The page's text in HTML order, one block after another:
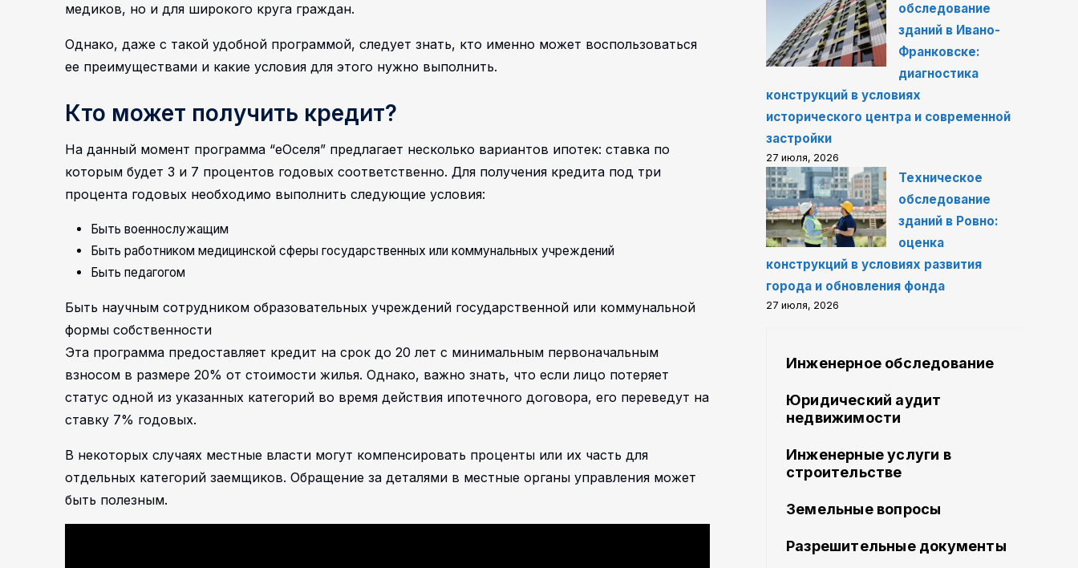
медиков, но и для широкого круга граждан.
Однако, даже с такой удобной программой, следует знать, кто именно может воспользоваться
ее преимуществами и какие условия для этого нужно выполнить.
Кто может получить кредит?
На данный момент программа “еОселя” предлагает несколько вариантов ипотек: ставка по
которым будет 3 и 7 процентов годовых соответственно. Для получения кредита под три
процента годовых необходимо выполнить следующие условия:
Быть военнослужащим
Быть работником медицинской сферы государственных или коммунальных учреждений
Быть педагогом
Быть научным сотрудником образовательных учреждений государственной или коммунальной
формы собственности
Эта программа предоставляет кредит на срок до 20 лет с минимальным первоначальным
взносом в размере 20% от стоимости жилья. Однако, важно знать, что если лицо потеряет
статус одной из указанных категорий во время действия ипотечного договора, его переведут на
ставку 7% годовых.
В некоторых случаях местные власти могут компенсировать проценты или их часть для
отдельных категорий заемщиков. Обращение за деталями в местные органы управления может
быть полезным.
обследование
зданий в Ивано-
Франковске:
диагностика
конструкций в условиях
исторического центра и современной
застройки
27 июля, 2026
Техническое
обследование
зданий в Ровно:
оценка
конструкций в условиях развития
города и обновления фонда
27 июля, 2026
Инженерное обследование
Юридический аудит
недвижимости
Инженерные услуги в
строительстве
Земельные вопросы
Разрешительные документы